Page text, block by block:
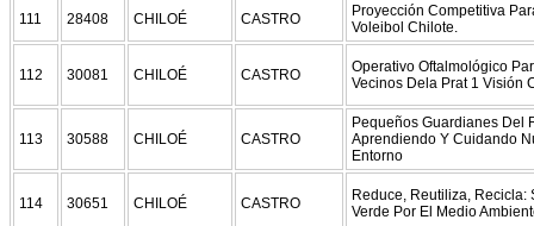
111 28408 CHILOÉ CASTRO
Proyección Competitiva
Voleibol Chilote.
112 30081 CHILOÉ CASTRO
Operativo Oftalmológico
Vecinos Dela Prat 1 Visión
113 30588 CHILOÉ CASTRO
Pequeños Guardianes Del
Aprendiendo Y Cuidando
Entorno
114 30651 CHILOÉ CASTRO
Reduce, Reutiliza, Recicla:
Verde Por El Medio